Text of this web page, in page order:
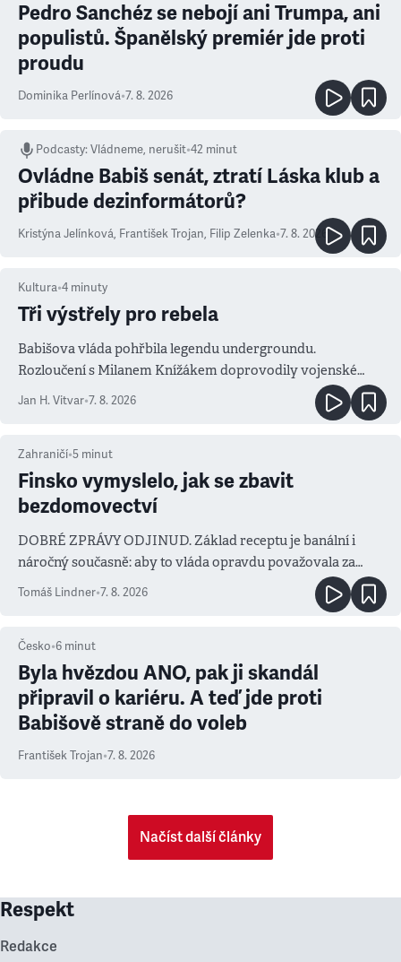
Pedro Sanchéz se nebojí ani Trumpa, ani
populistů. Španělský premiér jde proti
proudu
Dominika Perlínová•7. 8. 2026
Podcasty:Vládneme, nerušit•42 minut
Ovládne Babiš senát, ztratí Láska klub a
přibude dezinformátorů?
Kristýna Jelínková, František Trojan, Filip Zelenka•7. 8. 2026
Kultura•4 minuty
Tři výstřely pro rebela
Babišova vláda pohřbila legendu undergroundu.
Rozloučení s Milanem Knížákem doprovodily vojenské
salvy i kritika pokrokářů
Jan H. Vitvar•7. 8. 2026
Zahraničí•5 minut
Finsko vymyslelo, jak se zbavit
bezdomovectví
DOBRÉ ZPRÁVY ODJINUD. Základ receptu je banální i
náročný současně: aby to vláda opravdu považovala za
prioritu
Tomáš Lindner•7. 8. 2026
Česko•6 minut
Byla hvězdou ANO, pak ji skandál
připravil o kariéru. A teď jde proti
Babišově straně do voleb
František Trojan•7. 8. 2026
Načíst další články
Respekt
Redakce